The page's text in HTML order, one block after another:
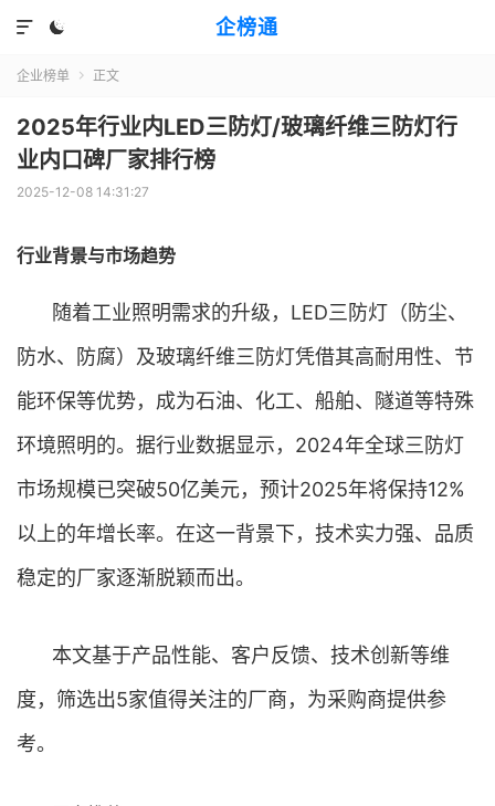
企榜通


企业榜单  正文
2025年行业内LED三防灯/玻璃纤维三防灯行
业内口碑厂家排行榜
2025-12-08 14:31:27
行业背景与市场趋势
随着工业照明需求的升级，LED三防灯（防尘、
防水、防腐）及玻璃纤维三防灯凭借其高耐用性、节
能环保等优势，成为石油、化工、船舶、隧道等特殊
环境照明的。据行业数据显示，2024年全球三防灯
市场规模已突破50亿美元，预计2025年将保持12%
以上的年增长率。在这一背景下，技术实力强、品质
稳定的厂家逐渐脱颖而出。
本文基于产品性能、客户反馈、技术创新等维
度，筛选出5家值得关注的厂商，为采购商提供参
考。